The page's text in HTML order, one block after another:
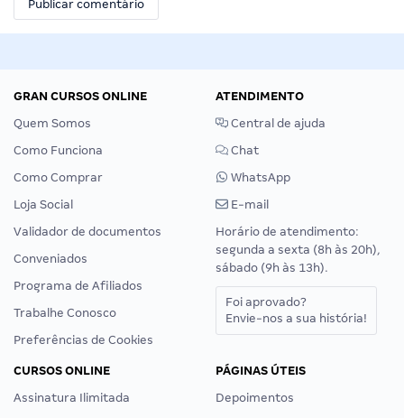
GRAN CURSOS ONLINE
Quem Somos
Como Funciona
Como Comprar
Loja Social
Validador de documentos
Conveniados
Programa de Afiliados
Trabalhe Conosco
Preferências de Cookies
ATENDIMENTO
Central de ajuda
Chat
WhatsApp
E-mail
Horário de atendimento:
segunda a sexta (8h às 20h),
sábado (9h às 13h).
Foi aprovado?
Envie-nos a sua história!
CURSOS ONLINE
Assinatura Ilimitada
PÁGINAS ÚTEIS
Depoimentos